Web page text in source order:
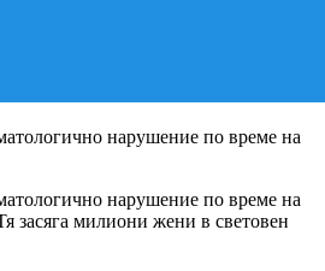
нарушение по време на
нарушение по време на
засяга милиони жени в световен